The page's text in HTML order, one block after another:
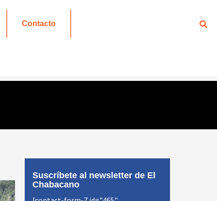
Contacto
Suscríbete al newsletter de El
Chabacano